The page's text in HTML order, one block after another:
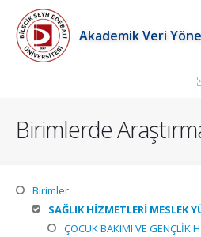
Akademik Veri
Birimlerde
Birimler
SAĞLIK HİZMETLERİ MESLEK
ÇOCUK BAKIMI VE GENÇLİK